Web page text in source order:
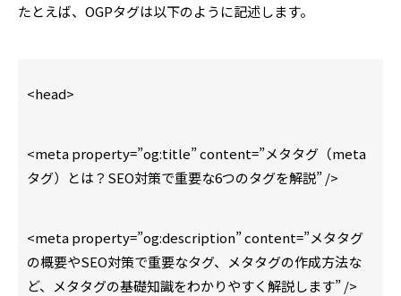
たとえば、OGPタグは以下のように記述します。
<head>
<meta property=”og:title” content=”メタタグ（meta
タグ）とは？SEO対策で重要な6つのタグを解説” />
<meta property=”og:description” content=”メタタグ
の概要やSEO対策で重要なタグ、メタタグの作成方法な
ど、メタタグの基礎知識をわかりやすく解説します” />